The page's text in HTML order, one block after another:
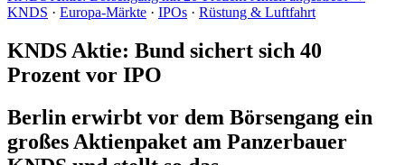
KNDS · Europa-Märkte · IPOs · Rüstung & Luftfahrt
KNDS Aktie: Bund sichert sich 40
Prozent vor IPO
Berlin erwirbt vor dem Börsengang ein
großes Aktienpaket am Panzerbauer